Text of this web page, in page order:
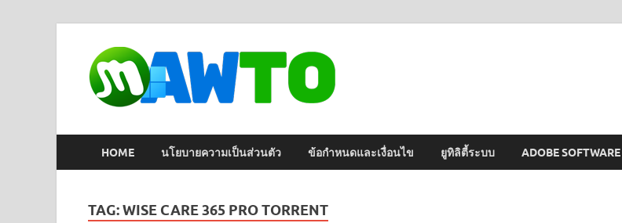
HOME นโยบายความเป็นส่วนตัว ข้อกำหนดและเงื่อนไข ยูทิลิตี้ระบบ ADOBE SOFTWARE
TAG:WISE CARE 365 PRO TORRENT